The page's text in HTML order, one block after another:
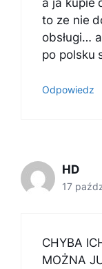
to ze nie
obsługi…
po polsku
Odpowiedz
HD
17
CHYBA
MOŻNA